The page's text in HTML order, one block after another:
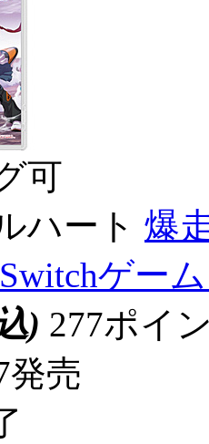
可
ハート 爆
ゲー
) 277ポイ
発売